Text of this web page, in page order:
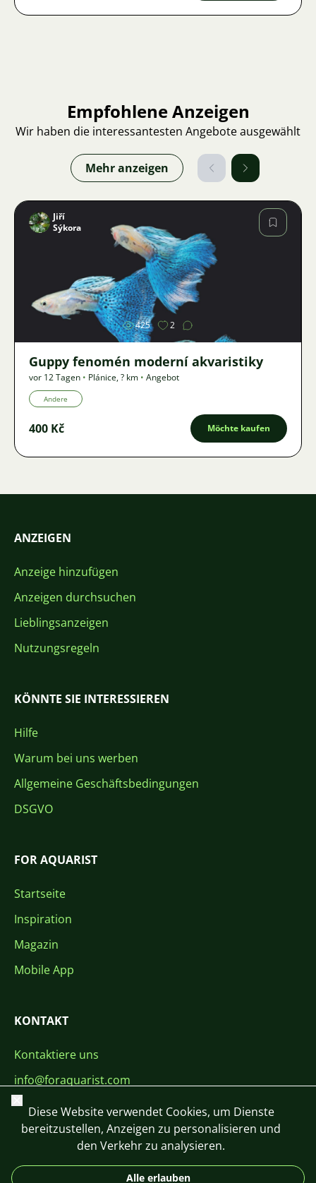
Empfohlene Anzeigen
Wir haben die interessantesten Angebote ausgewählt
Mehr anzeigen
Bild
Jiří
Sýkora
425 2
Guppy fenomén moderní akvaristiky
vor 12 Tagen • Plánice,? km • Angebot
Andere
400 Kč Möchte kaufen
ANZEIGEN
Anzeige hinzufügen
Anzeigen durchsuchen
Lieblingsanzeigen
Nutzungsregeln
KÖNNTE SIE INTERESSIEREN
Hilfe
Warum bei uns werben
Allgemeine Geschäftsbedingungen
DSGVO
FOR AQUARIST
Startseite
Inspiration
Magazin
Mobile App
KONTAKT
Kontaktiere uns
info@foraquarist.com
+420 603 449 602
Schließen
Diese Website verwendet Cookies, um Dienste
bereitzustellen, Anzeigen zu personalisieren und
den Verkehr zu analysieren.
Alle erlauben